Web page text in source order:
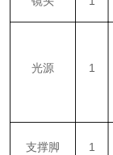
光源 1
支撑脚 1